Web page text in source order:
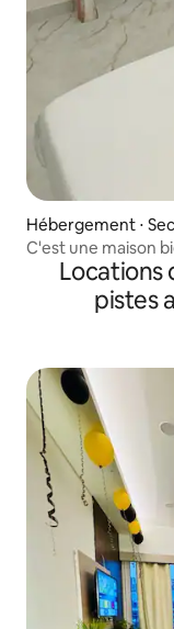
Hébergement ⋅
C'est une maison
Locations
pistes